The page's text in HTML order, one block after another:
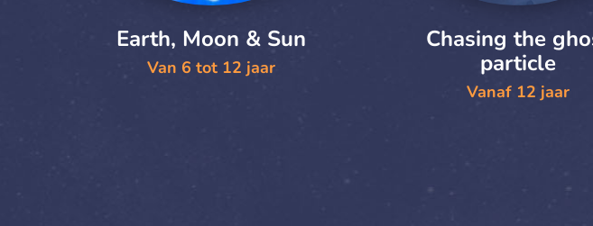
Earth, Moon & Sun
Van 6 tot 12 jaar
Chasing the
particle
Vanaf 12 jaar